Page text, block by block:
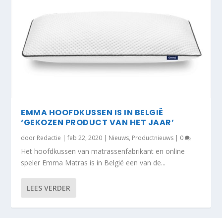
EMMA HOOFDKUSSEN IS IN BELGIË
‘GEKOZEN PRODUCT VAN HET JAAR’
door Redactie |feb 22, 2020 | Nieuws, Productnieuws | 0
Het hoofdkussen van matrassenfabrikant en online
speler Emma Matras is in België een van de...
LEES VERDER